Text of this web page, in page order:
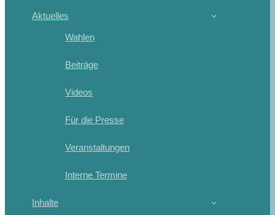
Aktuelles
Wahlen
Beiträge
Videos
Für die Presse
Veranstaltungen
Interne Termine
Inhalte